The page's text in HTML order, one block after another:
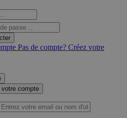
Pas de compte? Créez votre
votre compte